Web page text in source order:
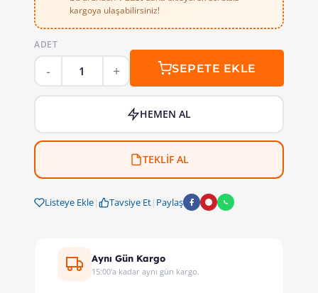
kargoya ulaşabilirsiniz!
ADET
SEPETE EKLE
HEMEN AL
TEKLİF AL
Listeye Ekle| Tavsiye Et| Paylaş
Aynı Gün Kargo
15:00'a kadar aynı gün kargo.